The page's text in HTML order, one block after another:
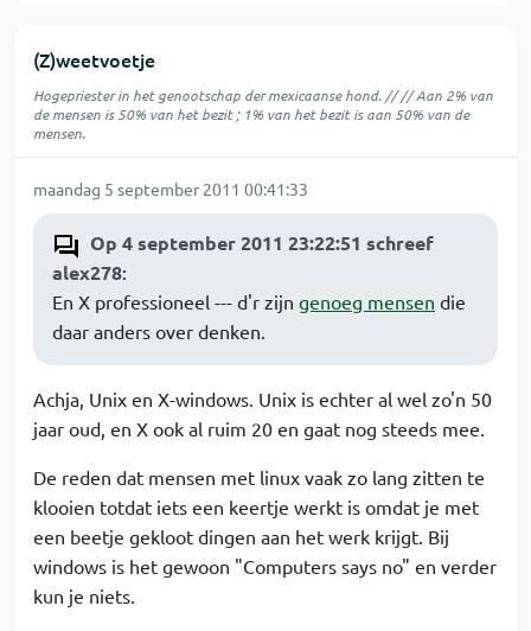
(Z)weetvoetje
Hogepriester in het genootschap der mexicaanse hond. // // Aan 2% van
de mensen is 50% van het bezit ; 1% van het bezit is aan 50% van de
mensen.
maandag 5 september 2011 00:41:33
Op 4 september 2011 23:22:51 schreef
alex278:
En X professioneel --- d'r zijn genoeg mensen die
daar anders over denken.
Achja, Unix en X-windows. Unix is echter al wel zo'n 50
jaar oud, en X ook al ruim 20 en gaat nog steeds mee.
De reden dat mensen met linux vaak zo lang zitten te
klooien totdat iets een keertje werkt is omdat je met
een beetje gekloot dingen aan het werk krijgt. Bij
windows is het gewoon "Computers says no" en verder
kun je niets.